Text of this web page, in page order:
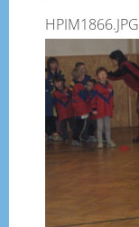
HPIM1866.JPG